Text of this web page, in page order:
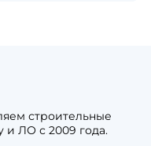
строительные
и ЛО с 2009 года.